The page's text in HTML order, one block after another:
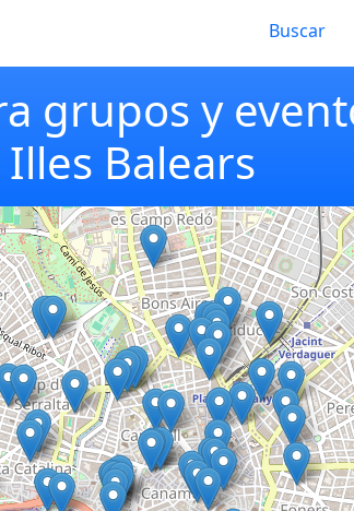
Buscar
grupos y
Illes Balears